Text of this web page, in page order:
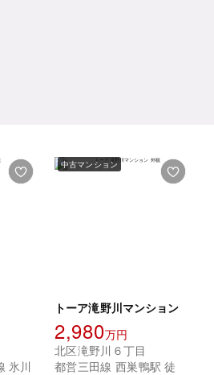
氷川
中古マンション
トーア滝野川マンション
2,980万円
北区滝野川６丁目
都営三田線 西巣鴨駅 徒